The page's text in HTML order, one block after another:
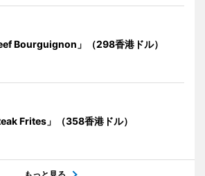
Bourguignon」（298香港ドル）
Frites」（358香港ドル）
もっと見る